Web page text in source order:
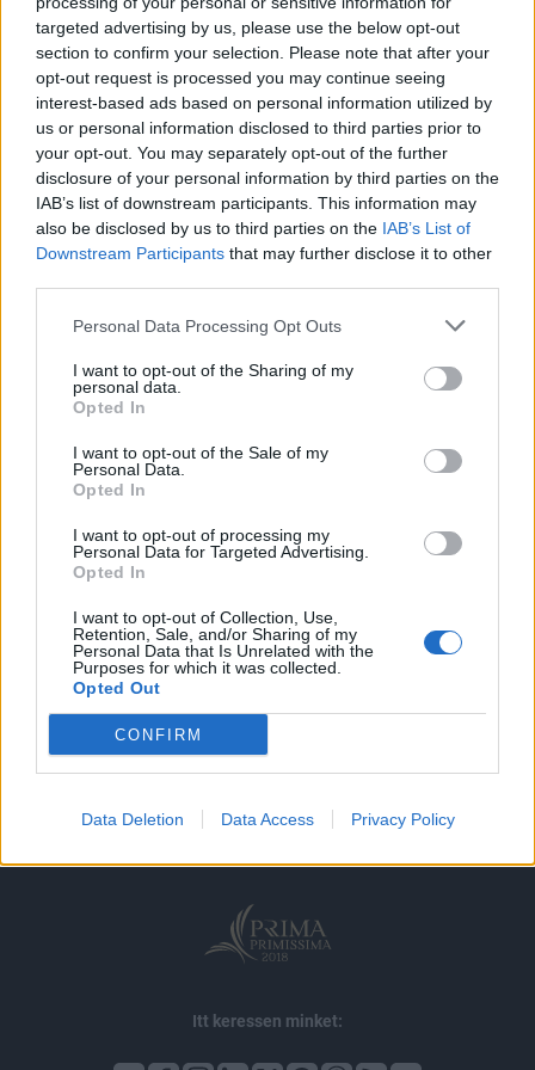
targeted advertising by us, please use the below opt-out
section to confirm your selection. Please note that after your
opt-out request is processed you may continue seeing
interest-based ads based on personal information utilized by
us or personal information disclosed to third parties prior to
your opt-out. You may separately opt-out of the further
disclosure of your personal information by third parties on the
IAB’s list of downstream participants. This information may
also be disclosed by us to third parties on the IAB’s List of
Downstream Participants that may further disclose it to other
Personal Data Processing Opt Outs
I want to opt-out of the Sharing of my
personal data.
Opted In
I want to opt-out of the Sale of my
Personal Data.
Opted In
I want to opt-out of processing my
Personal Data for Targeted Advertising.
Opted In
I want to opt-out of Collection, Use,
Retention, Sale, and/or Sharing of my
Personal Data that Is Unrelated with the
Purposes for which it was collected.
Opted Out
CONFIRM
Data Deletion Data Access Privacy Policy
szerint Dolly betegsége a klónozási tudományhoz
kötődhet. Dolly gazdái mindenesetre megígérték, hogy a
bárányt gondosan meg fogják...
KEDVES OLVASÓNK!
A keresett cikk a portfolio.hu hírarchívumához
tartozik, melynek olvasása előfizetéses
regisztrációhoz kötött.
Portfolio.hu teljes cikkarchívum
Kötéslisták: BÉT elmúlt 2 év napon belüli
kötéslistái
Előfizetés
MÁR ELŐFIZETŐNK VAGY?BEJELENTKEZÉS
impresszum
jogi nyilatkozat
süti beállítások
adatvédelem
szerzői jogok médiaajánlat
karrier
Itt keressen minket: